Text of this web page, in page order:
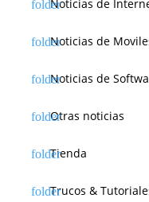
Noticias de
Noticias de
Noticias de
Otras noticias
Tienda
Trucos &